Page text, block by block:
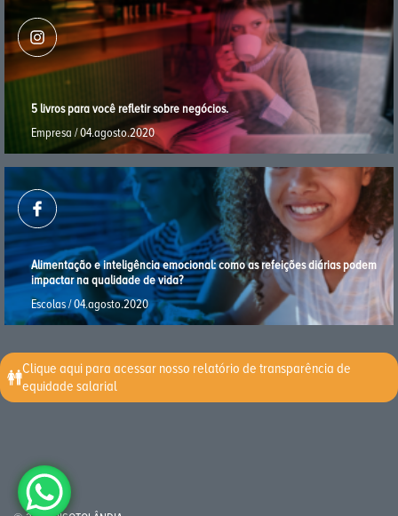
5 livros para você reﬂetir sobre negócios.
Empresa / 04.agosto.2020
Alimentação e inteligência emocional: como as refeições diárias podem
impactar na qualidade de vida?
Escolas / 04.agosto.2020
Clique aqui para acessar nosso relatório de transparência de
equidade salarial